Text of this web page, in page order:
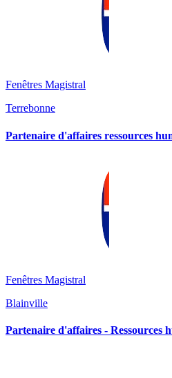
Fenêtres Magistral
Terrebonne
Partenaire d'affaires ressources
Fenêtres Magistral
Blainville
Partenaire d'affaires - Ressources